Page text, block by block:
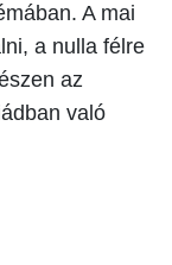
A mai
a nulla félre
az
való